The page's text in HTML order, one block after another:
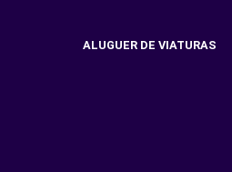
ALUGUER DE VIATURAS